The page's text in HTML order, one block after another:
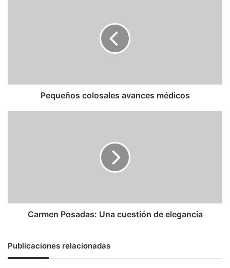
Pequeños colosales avances médicos
Carmen Posadas: Una cuestión de elegancia
Publicaciones relacionadas